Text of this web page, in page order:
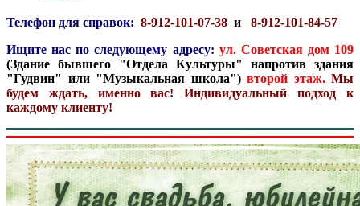
Телефон для справок: 8-912-101-07-38 и
8-912-101-84-57
Ищите нас по следующему адресу: ул. Советская дом 109
(Здание бывшего "Отдела Культуры" напротив здания
"Гудвин" или "Музыкальная школа")второй этаж. Мы
будем ждать, именно вас! Индивидуальный подход к
каждому клиенту!